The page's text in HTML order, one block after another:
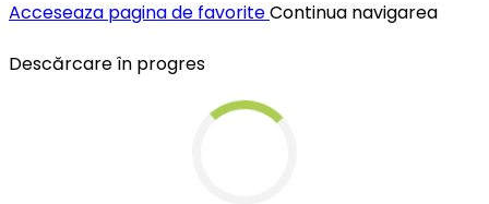
Acceseaza pagina de favoriteContinua navigarea
Descărcare în progres